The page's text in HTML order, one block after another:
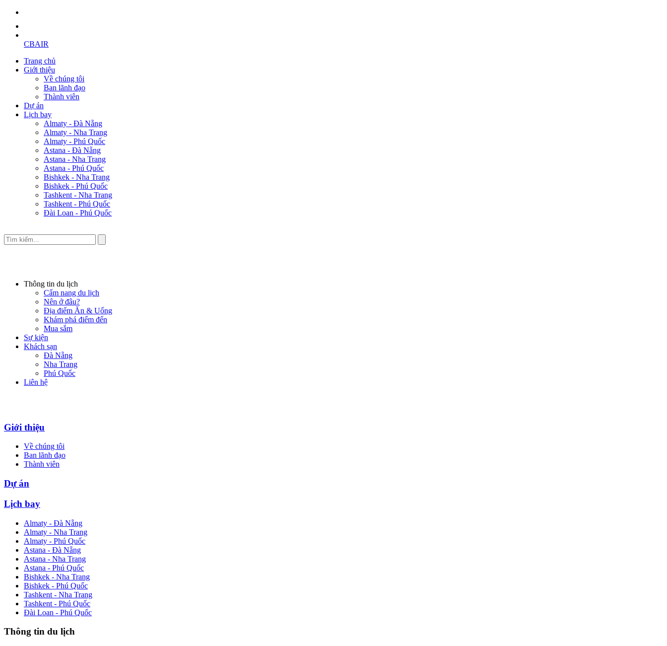
CBAIR
Trang chủ
Giới thiệu
Về chúng tôi
Ban lãnh đạo
Thành viên
Dự án
Lịch bay
Almaty - Đà Nẵng
Almaty - Nha Trang
Almaty - Phú Quốc
Astana - Đà Nẵng
Astana - Nha Trang
Astana - Phú Quốc
Bishkek - Nha Trang
Bishkek - Phú Quốc
Tashkent - Nha Trang
Tashkent - Phú Quốc
Đài Loan - Phú Quốc
Thông tin du lịch
Cẩm nang du lịch
Nên ở đâu?
Địa điểm Ăn & Uống
Khám phá điểm đến
Mua sắm
Sự kiện
Khách sạn
Đà Nẵng
Nha Trang
Phú Quốc
Liên hệ
Giới thiệu
Về chúng tôi
Ban lãnh đạo
Thành viên
Dự án
Lịch bay
Almaty - Đà Nẵng
Almaty - Nha Trang
Almaty - Phú Quốc
Astana - Đà Nẵng
Astana - Nha Trang
Astana - Phú Quốc
Bishkek - Nha Trang
Bishkek - Phú Quốc
Tashkent - Nha Trang
Tashkent - Phú Quốc
Đài Loan - Phú Quốc
Thông tin du lịch